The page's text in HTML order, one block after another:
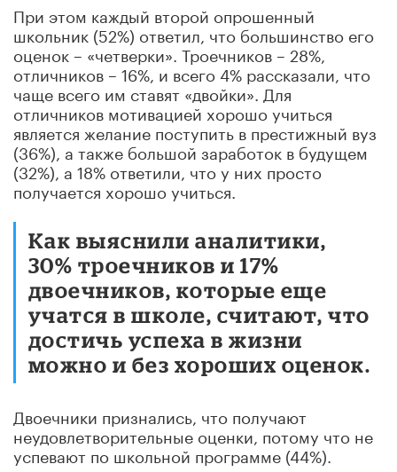
При этом каждый второй опрошенный
школьник (52%) ответил, что большинство его
оценок – «четверки». Троечников – 28%,
отличников – 16%, и всего 4% рассказали, что
чаще всего им ставят «двойки». Для
отличников мотивацией хорошо учиться
является желание поступить в престижный вуз
(36%), а также большой заработок в будущем
(32%), а 18% ответили, что у них просто
получается хорошо учиться.
Как выяснили аналитики,
30% троечников и 17%
двоечников, которые еще
учатся в школе, считают, что
достичь успеха в жизни
можно и без хороших оценок.
Двоечники признались, что получают
неудовлетворительные оценки, потому что не
успевают по школьной программе (44%).